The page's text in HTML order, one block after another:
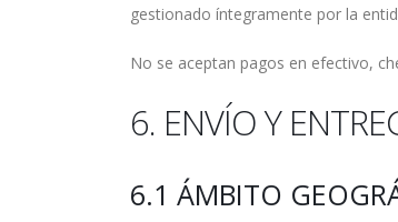
gestionado íntegramente por la
No se aceptan pagos en efectivo,
6. ENVÍO Y
6.1 ÁMBITO